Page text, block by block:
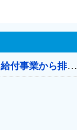
共産党「これは酷い…京都市でマイナンバーカードを持たない29万人がポイント給付事業から排除された」